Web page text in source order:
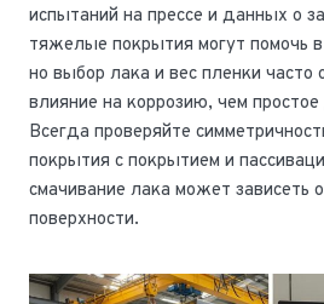
испытаний на прессе и данных о
тяжелые покрытия могут помочь
но выбор лака и вес пленки
влияние на коррозию, чем
Всегда проверяйте
покрытия с покрытием и
смачивание лака может зависеть
поверхности.